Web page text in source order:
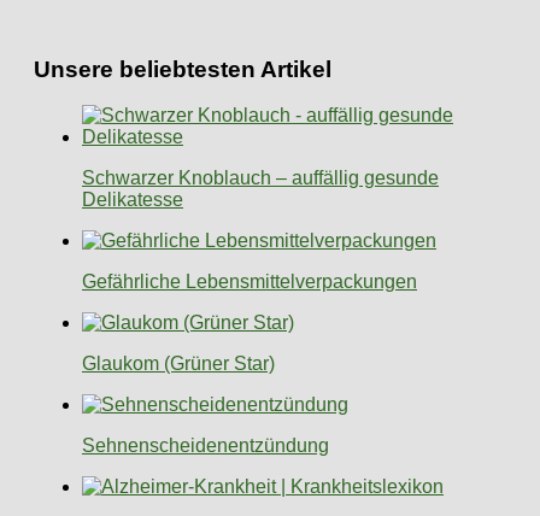
Unsere beliebtesten Artikel
Schwarzer Knoblauch – auffällig gesunde
Delikatesse
Gefährliche Lebensmittelverpackungen
Glaukom (Grüner Star)
Sehnenscheidenentzündung